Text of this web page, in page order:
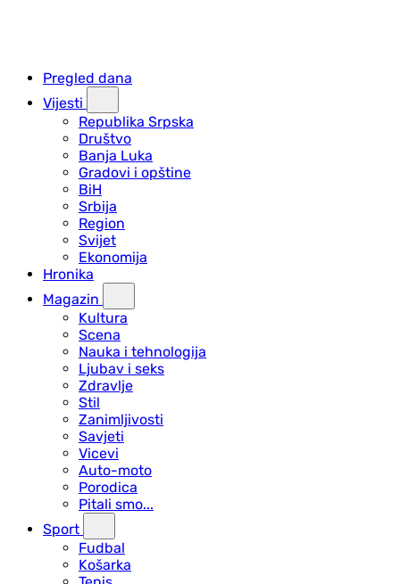
Pregled dana
Vijesti
Republika Srpska
Društvo
Banja Luka
Gradovi i opštine
BiH
Srbija
Region
Svijet
Ekonomija
Hronika
Magazin
Kultura
Scena
Nauka i tehnologija
Ljubav i seks
Zdravlje
Stil
Zanimljivosti
Savjeti
Vicevi
Auto-moto
Porodica
Pitali smo...
Sport
Fudbal
Košarka